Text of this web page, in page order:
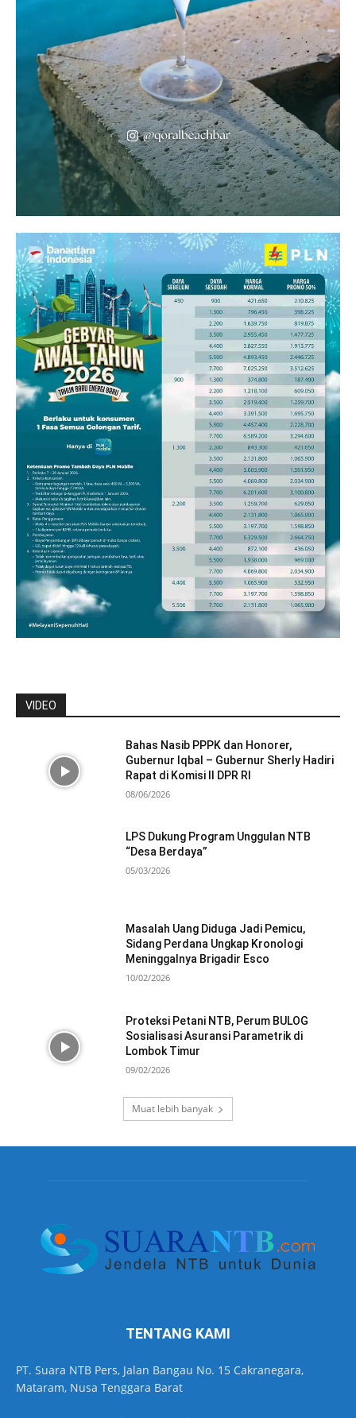
VIDEO
Bahas Nasib PPPK dan Honorer,
Gubernur Iqbal – Gubernur Sherly Hadiri
Rapat di Komisi II DPR RI
08/06/2026
LPS Dukung Program Unggulan NTB
“Desa Berdaya”
05/03/2026
Masalah Uang Diduga Jadi Pemicu,
Sidang Perdana Ungkap Kronologi
Meninggalnya Brigadir Esco
10/02/2026
Proteksi Petani NTB, Perum BULOG
Sosialisasi Asuransi Parametrik di
Lombok Timur
09/02/2026
Muat lebih banyak
TENTANG KAMI
PT. Suara NTB Pers, Jalan Bangau No. 15 Cakranegara,
Mataram, Nusa Tenggara Barat